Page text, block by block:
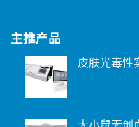
主推产品
皮肤光毒性